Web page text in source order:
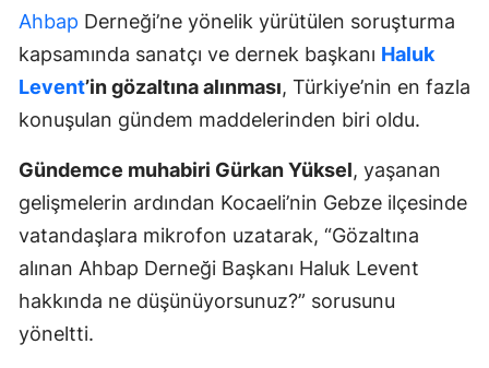
Ahbap Derneği’ne yönelik yürütülen soruşturma
kapsamında sanatçı ve dernek başkanı Haluk
Levent’in gözaltına alınması, Türkiye’nin en fazla
konuşulan gündem maddelerinden biri oldu.
Gündemce muhabiri Gürkan Yüksel, yaşanan
gelişmelerin ardından Kocaeli’nin Gebze ilçesinde
vatandaşlara mikrofon uzatarak, “Gözaltına
alınan Ahbap Derneği Başkanı Haluk Levent
hakkında ne düşünüyorsunuz?” sorusunu
yöneltti.